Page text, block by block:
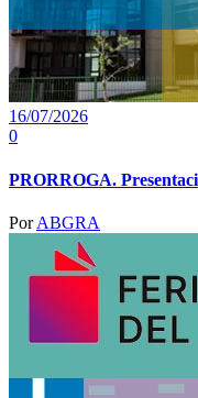
16/07/2026
0
PRORROGA.
PorABGRA